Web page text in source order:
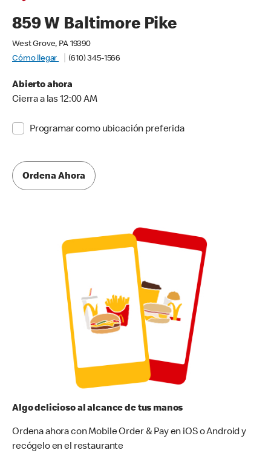
859 W Baltimore Pike
West Grove, PA 19390
Cómo llegar
(610) 345-1566
Abierto ahora
Cierra a las 12:00 AM
Programar como ubicación preferida
Ordena Ahora
Algo delicioso al alcance de tus manos
Ordena ahora con Mobile Order & Pay en iOS o Android y
recógelo en el restaurante